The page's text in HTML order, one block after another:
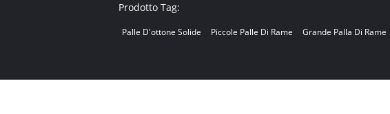
Prodotto Tag:
Palle D'ottone Solide Piccole Palle Di Rame Grande Palla Di Rame